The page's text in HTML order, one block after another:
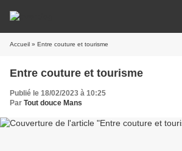
Accueil » Entre couture et tourisme
Entre couture et tourisme
Publié le 18/02/2023 à 10:25
Par Tout douce Mans